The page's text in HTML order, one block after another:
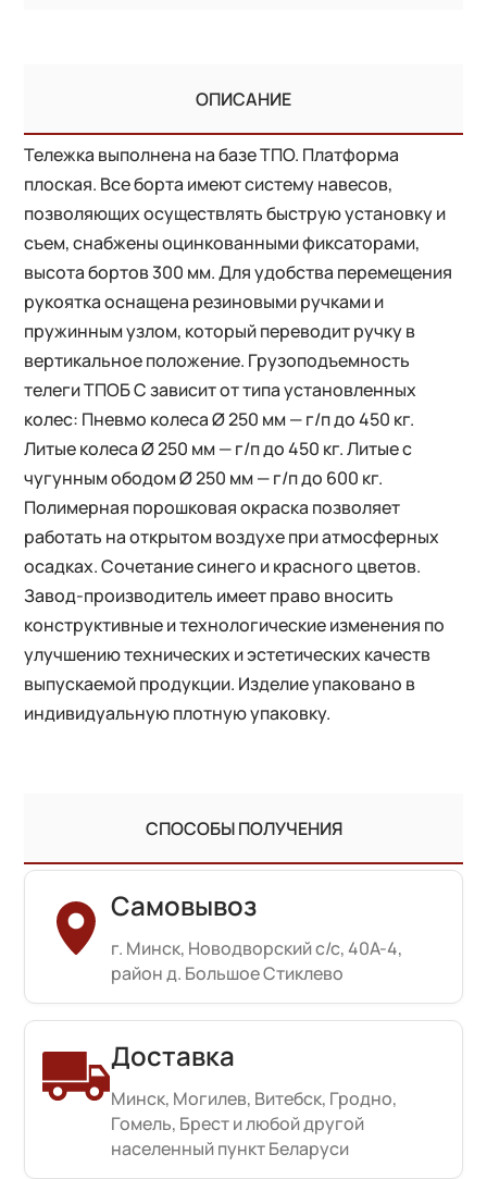
ОПИСАНИЕ
Тележка выполнена на базе ТПО. Платформа
плоская. Все борта имеют систему навесов,
позволяющих осуществлять быструю установку и
съем, снабжены оцинкованными фиксаторами,
высота бортов 300 мм. Для удобства перемещения
рукоятка оснащена резиновыми ручками и
пружинным узлом, который переводит ручку в
вертикальное положение. Грузоподъемность
телеги ТПОБ С зависит от типа установленных
колес: Пневмо колеса Ø 250 мм — г/п до 450 кг.
Литые колеса Ø 250 мм — г/п до 450 кг. Литые с
чугунным ободом Ø 250 мм — г/п до 600 кг.
Полимерная порошковая окраска позволяет
работать на открытом воздухе при атмосферных
осадках. Сочетание синего и красного цветов.
Завод-производитель имеет право вносить
конструктивные и технологические изменения по
улучшению технических и эстетических качеств
выпускаемой продукции. Изделие упаковано в
индивидуальную плотную упаковку.
СПОСОБЫ ПОЛУЧЕНИЯ
Самовывоз
г. Минск, Новодворский с/с, 40А-4,
район д. Большое Стиклево
Доставка
Минск, Могилев, Витебск, Гродно,
Гомель, Брест и любой другой
населенный пункт Беларуси